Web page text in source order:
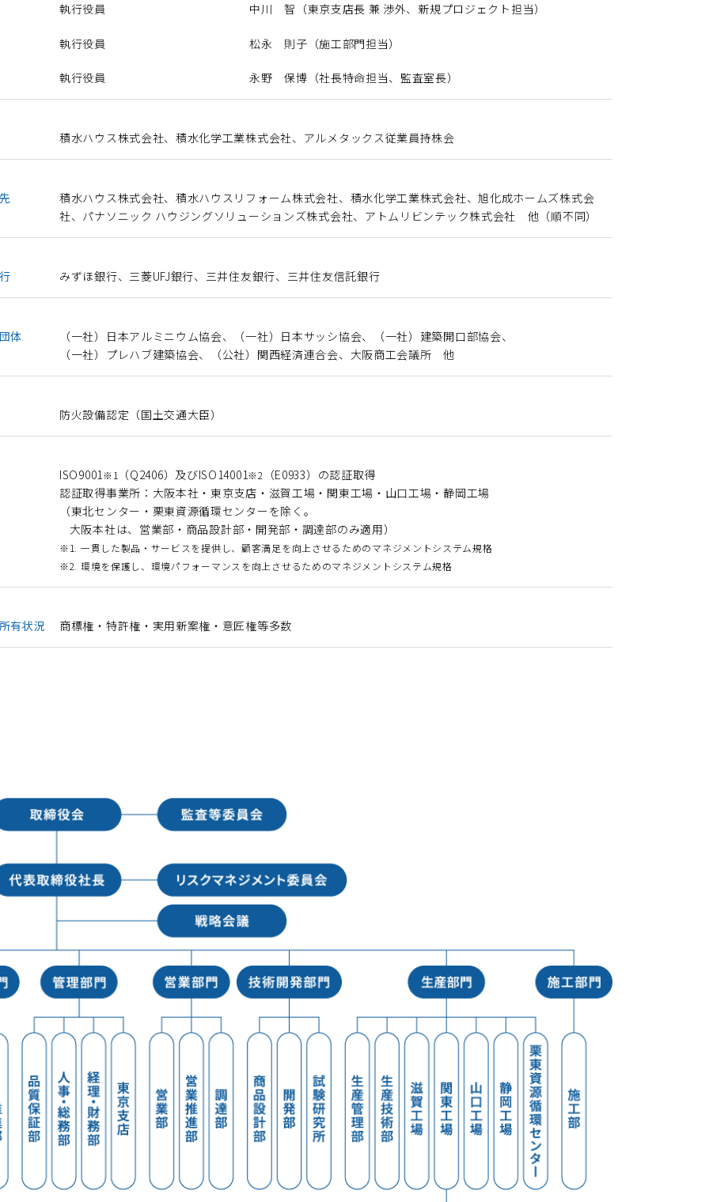
執行役員 中川 智（東京支店長 兼 渉外、新規プロジェクト担当）
執行役員 松永 則子（施工部門担当）
執行役員 永野 保博（社長特命担当、監査室長）
積水ハウス株式会社、積水化学工業株式会社、アルメタックス従業員持株会
積水ハウス株式会社、積水ハウスリフォーム株式会社、積水化学工業株式会社、旭化成ホームズ株式会
社、パナソニック ハウジングソリューションズ株式会社、アトムリビンテック株式会社 他（順不同）
みずほ銀行、三菱UFJ銀行、三井住友銀行、三井住友信託銀行
体
（一社）日本アルミニウム協会、（一社）日本サッシ協会、（一社）建築開口部協会、
（一社）プレハブ建築協会、（公社）関西経済連合会、大阪商工会議所 他
防火設備認定（国土交通大臣）
ISO9001 ※1 （Q2406）及びISO14001※2
（E0933）の認証取得
認証取得事業所： 大阪本社・東京支店・滋賀工場・関東工場・山口工場・静岡工場
（東北センター・栗東資源循環センターを除く。
大阪本社は、営業部・商品設計部・開発部・調達部のみ適用）
※1. 一貫した製品・サービスを提供し、顧客満足を向上させるためのマネジメントシステム規格
※2. 環境を保護し、環境パフォーマンスを向上させるためのマネジメントシステム規格
有状況 商標権・特許権・実用新案権・意匠権等多数